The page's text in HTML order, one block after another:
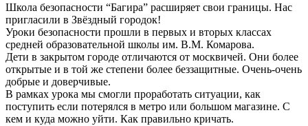
Школа безопасности “Багира” расширяет свои границы. Нас
пригласили в Звёздный городок!
Уроки безопасности прошли в первых и вторых классах
средней образовательной школы им. В.М. Комарова.
Дети в закрытом городе отличаются от москвичей. Они более
открытые и в той же степени более беззащитные. Очень-очень
добрые и доверчивые.
В рамках урока мы смогли проработать ситуации, как
поступить если потерялся в метро или большом магазине. С
кем и куда можно уйти. Как правильно кричать.